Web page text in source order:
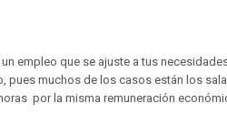
empleo que se ajuste a tus
pues muchos de los casos están los
por la misma remuneración